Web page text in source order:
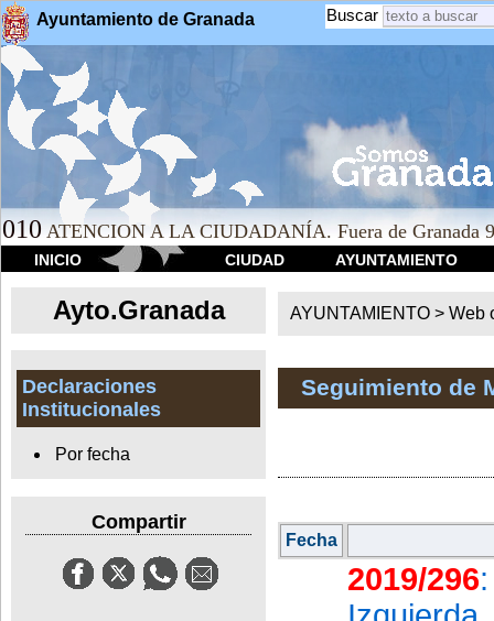
Ayuntamiento de Granada Buscar
010 ATENCION A LA CIUDADANÍA. Fuera de Granada
INICIO CIUDAD AYUNTAMIENTO
Ayto.Granada
Declaraciones
Institucionales
Por fecha
Compartir
AYUNTAMIENTO > Web
Seguimiento de
Fecha
2019/296